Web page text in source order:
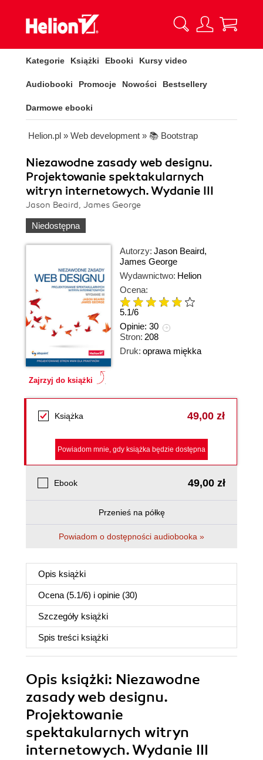
Kategorie Książki Ebooki Kursy video
Audiobooki Promocje Nowości Bestsellery
Darmowe ebooki
Helion.pl » Web development » 📚 Bootstrap
Niezawodne zasady web designu.
Projektowanie spektakularnych
witryn internetowych. Wydanie III
Jason Beaird, James George
Niedostępna
Zajrzyj do książki
Autorzy: Jason Beaird,
James George
Wydawnictwo: Helion
Ocena:
5.1/6
Opinie: 30
Stron: 208
Druk: oprawa miękka
Książka 49,00 zł
Powiadom mnie, gdy książka będzie dostępna
Ebook 49,00 zł
Przenieś na półkę
Powiadom o dostępności audiobooka »
Opis książki
Ocena (5.1/6) i opinie (30)
Szczegóły książki
Spis treści książki
Opis książki: Niezawodne
zasady web designu.
Projektowanie
spektakularnych witryn
internetowych. Wydanie III